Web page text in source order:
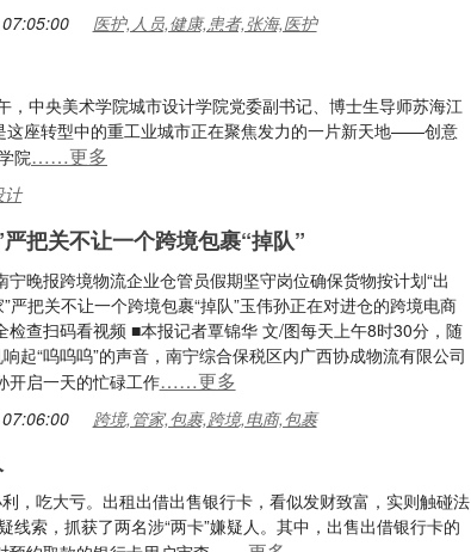
医护,人员,健康,患者,张海,医护
中央美术学院城市设计学院党委副书记、博士生导师苏海江
座转型中的重工业城市正在聚焦发力的一片新天地——创意
院……更多
计
把关不让一个跨境包裹“掉队”
宁晚报跨境物流企业仓管员假期坚守岗位确保货物按计划“出
”严把关不让一个跨境包裹“掉队”玉伟孙正在对进仓的跨境电商
检查扫码看视频 ■本报记者覃锦华 文/图每天上午8时30分，随
起“呜呜呜”的声音，南宁综合保税区内广西协成物流有限公司
开启一天的忙碌工作……更多
跨境,管家,包裹,跨境,电商,包裹
，吃大亏。出租出借出售银行卡，看似发财致富，实则触碰法
索，抓获了两名涉“两卡”嫌疑人。其中，出售出借银行卡的